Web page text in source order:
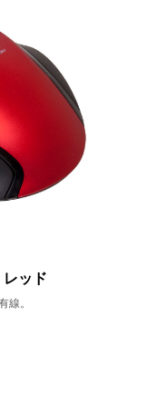
ッド
線。